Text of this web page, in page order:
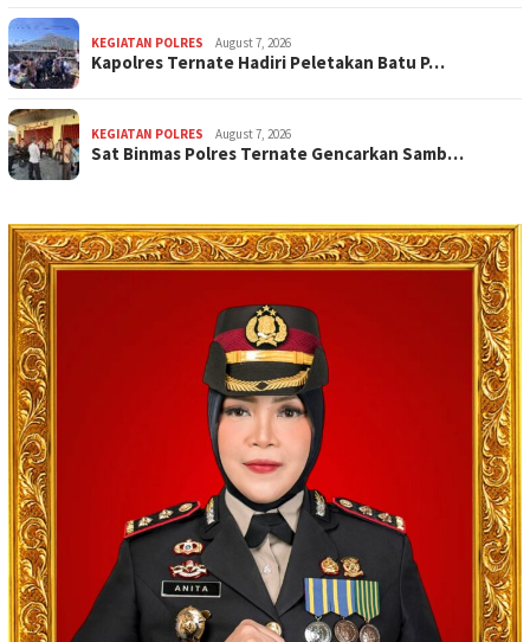
KEGIATAN POLRES August 7, 2026
Kapolres Ternate Hadiri Peletakan Batu P…
KEGIATAN POLRES August 7, 2026
Sat Binmas Polres Ternate Gencarkan Samb…